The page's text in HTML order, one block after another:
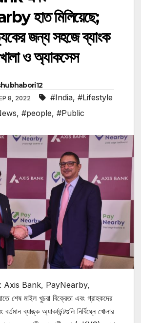
হাত মিলিয়েছে;
জন্য সহজে ব্যাংক
ও অ্যাকসেস
8, 2022 #India, #Lifestyle
, #people, #Public
Axis Bank, PayNearby,
শেষ মাইল খুচরা বিক্রেতা এবং গ্রাহকদের
ব্যাঙ্ক অ্যাকাউন্টগুলি নির্বিঘ্নে খোলার